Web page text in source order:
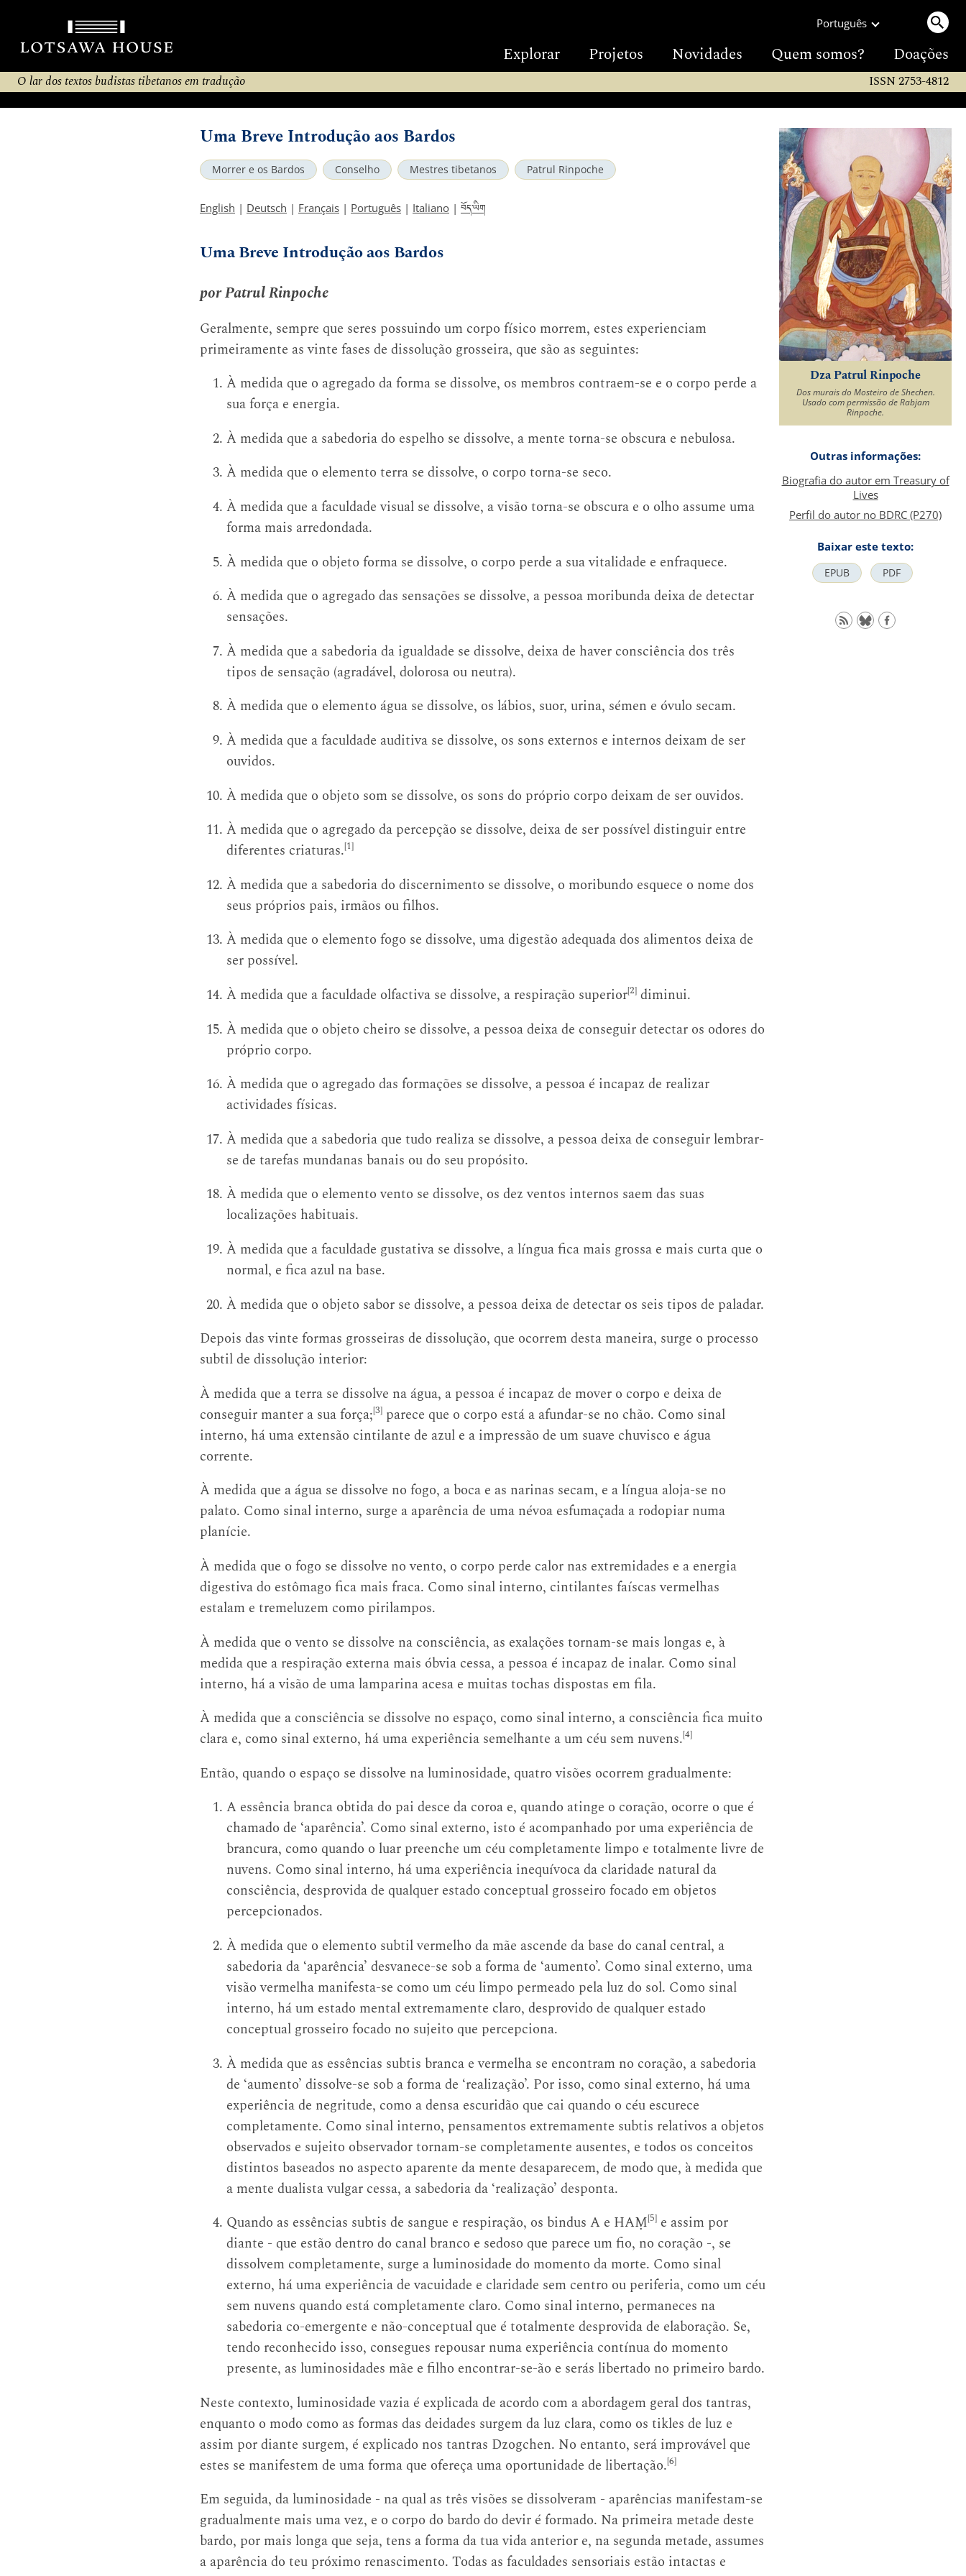
Português
Explorar Projetos Novidades Quem somos? Doações
O lar dos textos budistas tibetanos em tradução ISSN 2753-4812
Uma Breve Introdução aos Bardos
Morrer e os Bardos Conselho Mestres tibetanos Patrul Rinpoche
English | Deutsch | Français | Português | Italiano | བོད་ཡིག
Uma Breve Introdução aos Bardos
por Patrul Rinpoche
Geralmente, sempre que seres possuindo um corpo físico morrem, estes experienciam
primeiramente as vinte fases de dissolução grosseira, que são as seguintes:
À medida que o agregado da forma se dissolve, os membros contraem-se e o corpo perde a
sua força e energia.
À medida que a sabedoria do espelho se dissolve, a mente torna-se obscura e nebulosa.
À medida que o elemento terra se dissolve, o corpo torna-se seco.
À medida que a faculdade visual se dissolve, a visão torna-se obscura e o olho assume uma
forma mais arredondada.
À medida que o objeto forma se dissolve, o corpo perde a sua vitalidade e enfraquece.
À medida que o agregado das sensações se dissolve, a pessoa moribunda deixa de detectar
sensações.
À medida que a sabedoria da igualdade se dissolve, deixa de haver consciência dos três
tipos de sensação (agradável, dolorosa ou neutra).
À medida que o elemento água se dissolve, os lábios, suor, urina, sémen e óvulo secam.
À medida que a faculdade auditiva se dissolve, os sons externos e internos deixam de ser
ouvidos.
À medida que o objeto som se dissolve, os sons do próprio corpo deixam de ser ouvidos.
À medida que o agregado da percepção se dissolve, deixa de ser possível distinguir entre
diferentes criaturas.[1]
À medida que a sabedoria do discernimento se dissolve, o moribundo esquece o nome dos
seus próprios pais, irmãos ou filhos.
À medida que o elemento fogo se dissolve, uma digestão adequada dos alimentos deixa de
ser possível.
À medida que a faculdade olfactiva se dissolve, a respiração superior[2] diminui.
À medida que o objeto cheiro se dissolve, a pessoa deixa de conseguir detectar os odores do
próprio corpo.
À medida que o agregado das formações se dissolve, a pessoa é incapaz de realizar
actividades físicas.
À medida que a sabedoria que tudo realiza se dissolve, a pessoa deixa de conseguir lembrar-
se de tarefas mundanas banais ou do seu propósito.
À medida que o elemento vento se dissolve, os dez ventos internos saem das suas
localizações habituais.
À medida que a faculdade gustativa se dissolve, a língua fica mais grossa e mais curta que o
normal, e fica azul na base.
À medida que o objeto sabor se dissolve, a pessoa deixa de detectar os seis tipos de paladar.
Depois das vinte formas grosseiras de dissolução, que ocorrem desta maneira, surge o processo
subtil de dissolução interior:
À medida que a terra se dissolve na água, a pessoa é incapaz de mover o corpo e deixa de
conseguir manter a sua força;[3] parece que o corpo está a afundar-se no chão. Como sinal
interno, há uma extensão cintilante de azul e a impressão de um suave chuvisco e água
corrente.
À medida que a água se dissolve no fogo, a boca e as narinas secam, e a língua aloja-se no
palato. Como sinal interno, surge a aparência de uma névoa esfumaçada a rodopiar numa
planície.
À medida que o fogo se dissolve no vento, o corpo perde calor nas extremidades e a energia
digestiva do estômago fica mais fraca. Como sinal interno, cintilantes faíscas vermelhas
estalam e tremeluzem como pirilampos.
À medida que o vento se dissolve na consciência, as exalações tornam-se mais longas e, à
medida que a respiração externa mais óbvia cessa, a pessoa é incapaz de inalar. Como sinal
interno, há a visão de uma lamparina acesa e muitas tochas dispostas em fila.
À medida que a consciência se dissolve no espaço, como sinal interno, a consciência fica muito
clara e, como sinal externo, há uma experiência semelhante a um céu sem nuvens.[4]
Então, quando o espaço se dissolve na luminosidade, quatro visões ocorrem gradualmente:
A essência branca obtida do pai desce da coroa e, quando atinge o coração, ocorre o que é
chamado de ‘aparência’. Como sinal externo, isto é acompanhado por uma experiência de
brancura, como quando o luar preenche um céu completamente limpo e totalmente livre de
nuvens. Como sinal interno, há uma experiência inequívoca da claridade natural da
consciência, desprovida de qualquer estado conceptual grosseiro focado em objetos
percepcionados.
À medida que o elemento subtil vermelho da mãe ascende da base do canal central, a
sabedoria da ‘aparência’ desvanece-se sob a forma de ‘aumento’. Como sinal externo, uma
visão vermelha manifesta-se como um céu limpo permeado pela luz do sol. Como sinal
interno, há um estado mental extremamente claro, desprovido de qualquer estado
conceptual grosseiro focado no sujeito que percepciona.
À medida que as essências subtis branca e vermelha se encontram no coração, a sabedoria
de ‘aumento’ dissolve-se sob a forma de ‘realização’. Por isso, como sinal externo, há uma
experiência de negritude, como a densa escuridão que cai quando o céu escurece
completamente. Como sinal interno, pensamentos extremamente subtis relativos a objetos
observados e sujeito observador tornam-se completamente ausentes, e todos os conceitos
distintos baseados no aspecto aparente da mente desaparecem, de modo que, à medida que
a mente dualista vulgar cessa, a sabedoria da ‘realização’ desponta.
Quando as essências subtis de sangue e respiração, os bindus A e HAṂ[5] e assim por
diante - que estão dentro do canal branco e sedoso que parece um fio, no coração -, se
dissolvem completamente, surge a luminosidade do momento da morte. Como sinal
externo, há uma experiência de vacuidade e claridade sem centro ou periferia, como um céu
sem nuvens quando está completamente claro. Como sinal interno, permaneces na
sabedoria co-emergente e não-conceptual que é totalmente desprovida de elaboração. Se,
tendo reconhecido isso, consegues repousar numa experiência contínua do momento
presente, as luminosidades mãe e filho encontrar-se-ão e serás libertado no primeiro bardo.
Neste contexto, luminosidade vazia é explicada de acordo com a abordagem geral dos tantras,
enquanto o modo como as formas das deidades surgem da luz clara, como os tikles de luz e
assim por diante surgem, é explicado nos tantras Dzogchen. No entanto, será improvável que
estes se manifestem de uma forma que ofereça uma oportunidade de libertação.[6]
Em seguida, da luminosidade - na qual as três visões se dissolveram - aparências manifestam-se
gradualmente mais uma vez, e o corpo do bardo do devir é formado. Na primeira metade deste
bardo, por mais longa que seja, tens a forma da tua vida anterior e, na segunda metade, assumes
a aparência do teu próximo renascimento. Todas as faculdades sensoriais estão intactas e
Dza Patrul Rinpoche
Dos murais do Mosteiro de Shechen.
Usado com permissão de Rabjam
Rinpoche.
Outras informações:
Biografia do autor em Treasury of
Lives
Perfil do autor no BDRC (P270)
Baixar este texto:
EPUB PDF